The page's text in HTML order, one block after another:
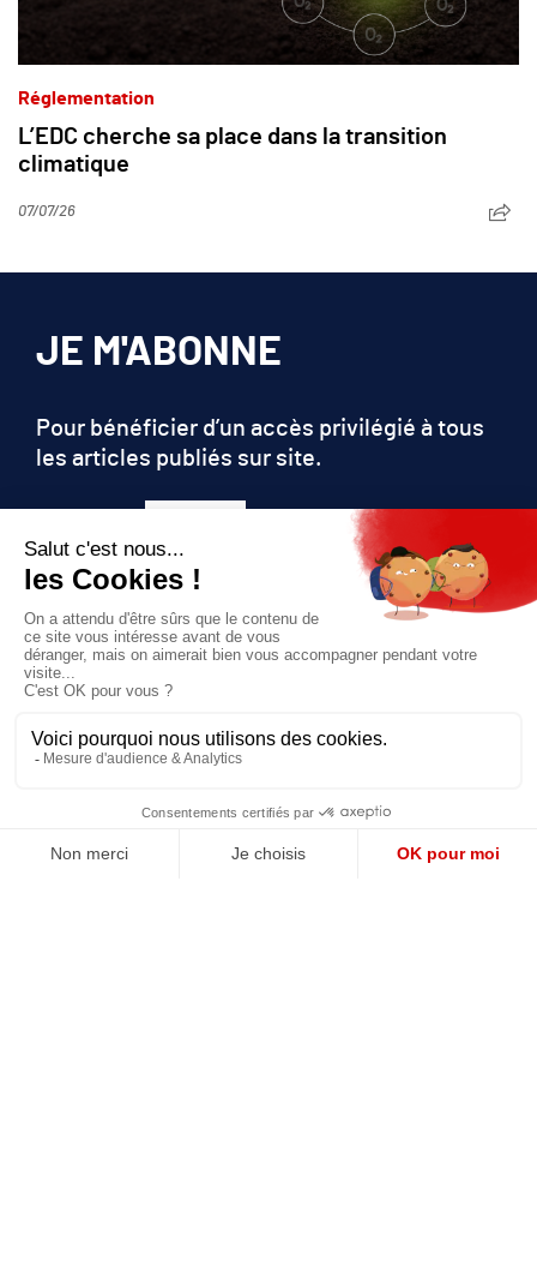
Réglementation
L’EDC cherche sa place dans la transition
climatique
07/07/26
QUI SOMMES-NOUS?
JE M'ABONNE
Pour bénéficier d’un accès privilégié à tous
les articles publiés sur site.
JE M'ABONNE